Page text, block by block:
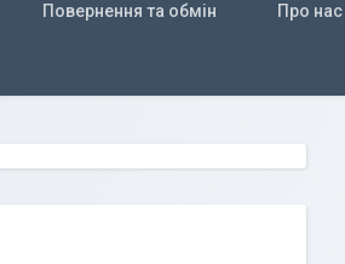
Повернення та обмін Про нас